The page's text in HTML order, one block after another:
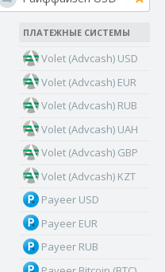
ПЛАТЕЖНЫЕ СИСТЕМЫ
Volet (Advcash) USD
Volet (Advcash) EUR
Volet (Advcash) RUB
Volet (Advcash) UAH
Volet (Advcash) GBP
Volet (Advcash) KZT
Payeer USD
Payeer EUR
Payeer RUB